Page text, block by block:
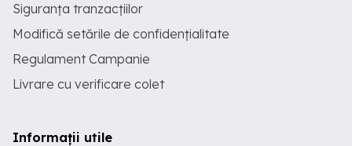
Siguranța tranzacțiilor
Modifică setările de confidențialitate
Regulament Campanie
Livrare cu verificare colet
Informații utile